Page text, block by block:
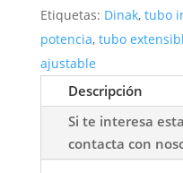
Etiquetas: Dinak, tubo
potencia, tubo
ajustable
Descripción
Si te interesa
contacta con